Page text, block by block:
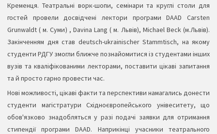
Кременця. Театральні ворк-шопи, семінари та круглі столи для
гостей провели досвідчені лектори програми DAAD Carsten
Grunwaldt ( м. Суми) , Davina Lang ( м. Львів), Michael Beck (м.Львів).
Закінченням дня став deutsch-ukrainischer Stammtisch, на якому
студенти РДГУ змогли ближче познайомитися із студентами інших
вузів та кваліфікованими лекторами, поставити цікаві запитання
та й просто гарно провести час.
Нові можливості, цікаві факти та перспективи намагались донести
студенти магістратури Східноєвропейського унівеситету, що
обов'язково знадобляться у разі подачі заявки для отримання
стипендії програми DAAD. Наприкінці учасники театрального